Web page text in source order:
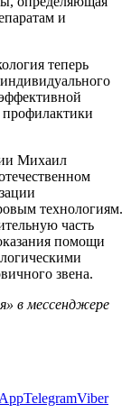
и
теперь
Михаил
технологиям.
часть
помощи
звена.
в мессенджере
TelegramViber